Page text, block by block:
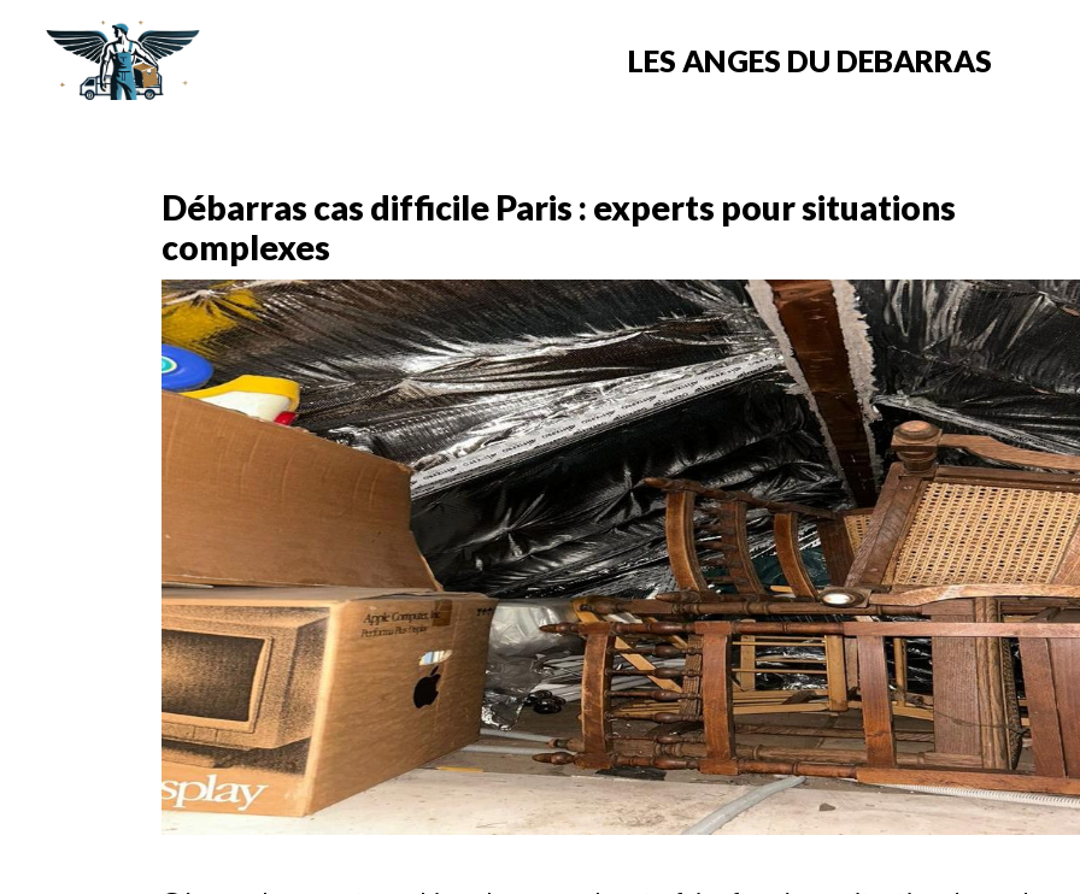
LES ANGES DU DEBARRAS
Débarras cas difficile Paris : experts pour situations
complexes